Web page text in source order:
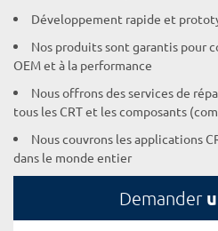
Développement rapide et
Nos produits sont garantis pour
OEM et à la performance
Nous offrons des services de
tous les CRT et les composants
Nous couvrons les applications
dans le monde entier
Demander